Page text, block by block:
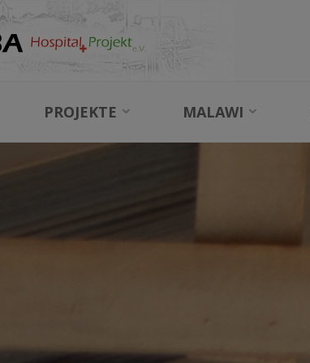
PROJEKTE MALAWI